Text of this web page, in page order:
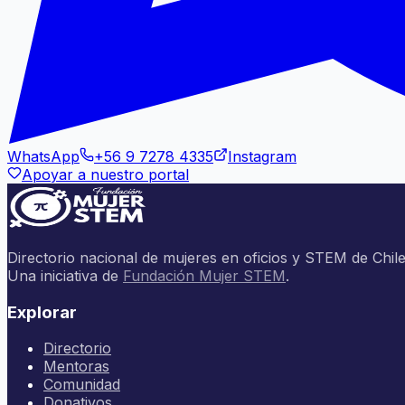
WhatsApp +56 9 7278 4335
Instagram
Apoyar a nuestro portal
Directorio nacional de mujeres en oficios y STEM de
Una iniciativa de Fundación Mujer STEM.
Explorar
Directorio
Mentoras
Comunidad